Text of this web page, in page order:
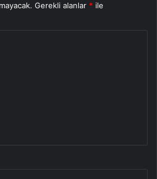
Gerekli alanlar * ile